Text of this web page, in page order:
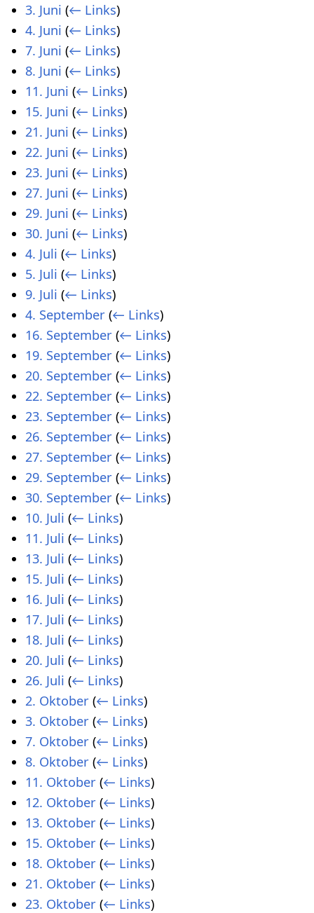
3. Juni (← Links)
4. Juni (← Links)
7. Juni (← Links)
8. Juni (← Links)
11. Juni (← Links)
15. Juni (← Links)
21. Juni (← Links)
22. Juni (← Links)
23. Juni (← Links)
27. Juni (← Links)
29. Juni (← Links)
30. Juni (← Links)
4. Juli (← Links)
5. Juli (← Links)
9. Juli (← Links)
4. September (← Links)
16. September (← Links)
19. September (← Links)
20. September (← Links)
22. September (← Links)
23. September (← Links)
26. September (← Links)
27. September (← Links)
29. September (← Links)
30. September (← Links)
10. Juli (← Links)
11. Juli (← Links)
13. Juli (← Links)
15. Juli (← Links)
16. Juli (← Links)
17. Juli (← Links)
18. Juli (← Links)
20. Juli (← Links)
26. Juli (← Links)
2. Oktober (← Links)
3. Oktober (← Links)
7. Oktober (← Links)
8. Oktober (← Links)
11. Oktober (← Links)
12. Oktober (← Links)
13. Oktober (← Links)
15. Oktober (← Links)
18. Oktober (← Links)
21. Oktober (← Links)
23. Oktober (← Links)